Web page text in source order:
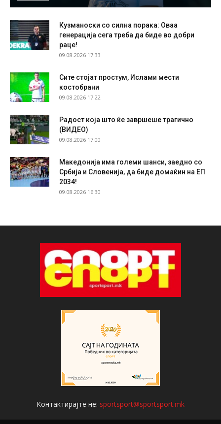
Кузманоски со силна порака: Оваа
генерација сега треба да биде во добри
раце!
09.08.2026 17:33
Сите стојат простум, Ислами мести
костобрани
09.08.2026 17:22
Радост која што ќе завршеше трагично
(ВИДЕО)
09.08.2026 17:00
Македонија има големи шанси, заедно со
Србија и Словенија, да биде домаќин на ЕП
2034!
09.08.2026 16:30
Контактирајте не: sportsport@sportsport.mk